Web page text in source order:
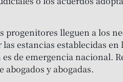
progenitores lleguen a los
estancias establecidas en
de emergencia nacional.
y abogadas.